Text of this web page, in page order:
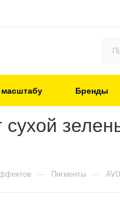
масштабу Бренды
сухой
— Пигменты —